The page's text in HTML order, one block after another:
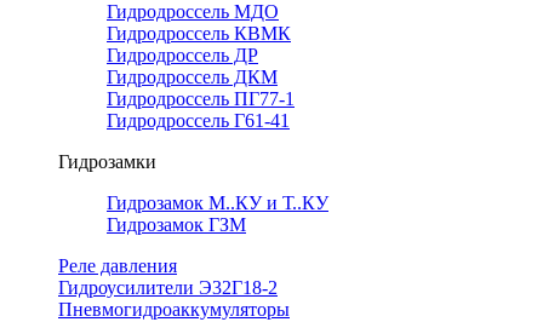
Гидродроссель МДО
Гидродроссель КВМК
Гидродроссель ДР
Гидродроссель ДКМ
Гидродроссель ПГ77-1
Гидродроссель Г61-41
Гидрозамки
Гидрозамок М..КУ и Т..КУ
Гидрозамок ГЗМ
Реле давления
Гидроусилители Э32Г18-2
Пневмогидроаккумуляторы